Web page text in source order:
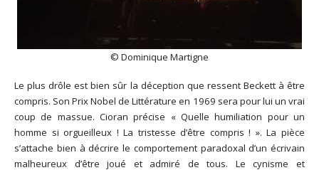
© Dominique Martigne
Le plus drôle est bien sûr la déception que ressent Beckett à être
compris. Son Prix Nobel de Littérature en 1969 sera pour lui un vrai
coup de massue. Cioran précise « Quelle humiliation pour un
homme si orgueilleux ! La tristesse d’être compris ! ». La pièce
s’attache bien à décrire le comportement paradoxal d’un écrivain
malheureux d’être joué et admiré de tous. Le cynisme et